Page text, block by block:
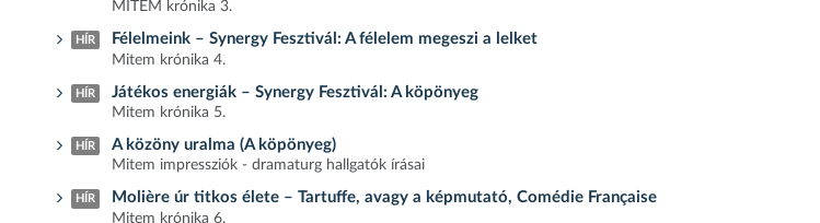
MITEM krónika 3.
HÍR Félelmeink – Synergy Fesztivál: A félelem megeszi a lelket
Mitem krónika 4.
HÍR Játékos energiák – Synergy Fesztivál: A köpönyeg
Mitem krónika 5.
HÍR A közöny uralma (A köpönyeg)
Mitem impressziók - dramaturg hallgatók írásai
HÍR Molière úr titkos élete – Tartuffe, avagy a képmutató, Comédie Française
Mitem krónika 6.